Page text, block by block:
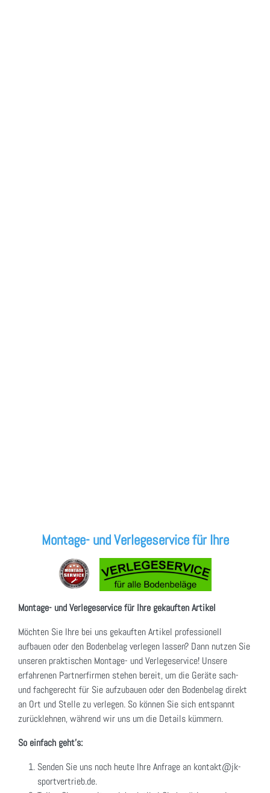
Montage- und Verlegeservice für Ihre
Montage- und Verlegeservice für Ihre gekauften Artikel
Möchten Sie Ihre bei uns gekauften Artikel professionell
aufbauen oder den Bodenbelag verlegen lassen? Dann nutzen Sie
unseren praktischen Montage- und Verlegeservice! Unsere
erfahrenen Partnerfirmen stehen bereit, um die Geräte sach-
und fachgerecht für Sie aufzubauen oder den Bodenbelag direkt
an Ort und Stelle zu verlegen. So können Sie sich entspannt
zurücklehnen, während wir uns um die Details kümmern.
So einfach geht's:
Senden Sie uns noch heute Ihre Anfrage an kontakt@jk-
sportvertrieb.de.